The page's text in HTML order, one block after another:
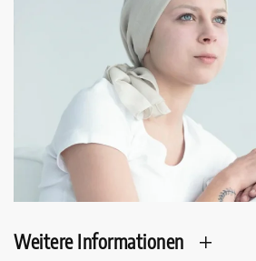
Weitere Informationen